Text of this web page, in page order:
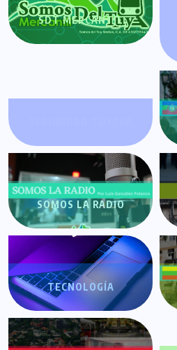
SDT MERCANTIL
SOMOS LA RADIO
TECNOLOGÍA